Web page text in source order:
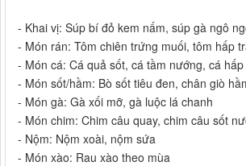
- Khai vị: Súp bí đỏ kem nấm, súp gà ngô
- Món rán: Tôm chiên trứng muối, tôm hấp
- Món cá: Cá quả sốt, cá tầm nướng, cá
- Món sốt/hầm: Bò sốt tiêu đen, chân giò
- Món gà: Gà xối mỡ, gà luộc lá chanh
- Món chim: Chim câu quay, chim câu sốt
- Nộm: Nộm xoài, nộm sứa
- Món xào: Rau xào theo mùa